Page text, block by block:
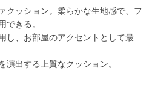
クッション。柔らかな生地感で、フ
できる。
し、お部屋のアクセントとして最
演出する上質なクッション。